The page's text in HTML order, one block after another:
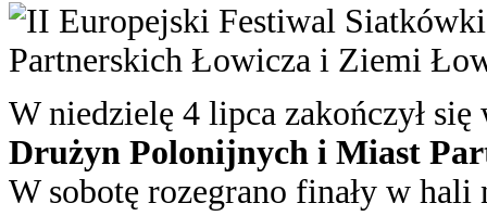
II Europejski Festiwal
Partnerskich Łowicza i Ziemi
W niedzielę 4 lipca zakończył
Drużyn Polonijnych i Miast
W sobotę rozegrano finały w